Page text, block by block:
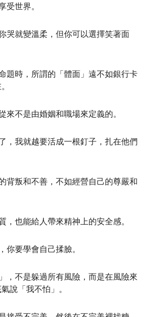
受世界。
哭就變溫柔，但你可以選擇笑著面
題時，所謂的「體面」遠不如銀行卡
來不是由婚姻和職場來定義的。
，我就越要活成一根釘子，扎在他們
背叛和不善，不如經營自己的尊嚴和
，也能給人帶來精神上的安全感。
你要學會自己揉臉。
，不是躲過所有風險，而是在風險來
說「我不怕」。